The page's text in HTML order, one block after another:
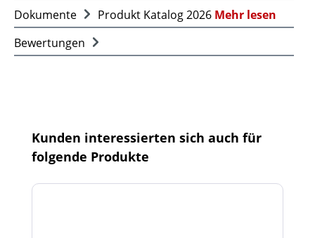
Dokumente
Produkt Katalog 2026 Mehr lesen
Bewertungen
Produktgalerie überspringen
Kunden interessierten sich auch für
folgende Produkte